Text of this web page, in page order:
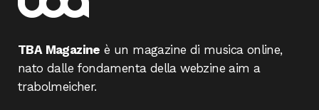
TBA Magazine è un magazine di musica online,
nato dalle fondamenta della webzine aim a
trabolmeicher.